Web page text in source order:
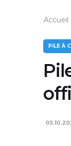
Accueil
PILE À